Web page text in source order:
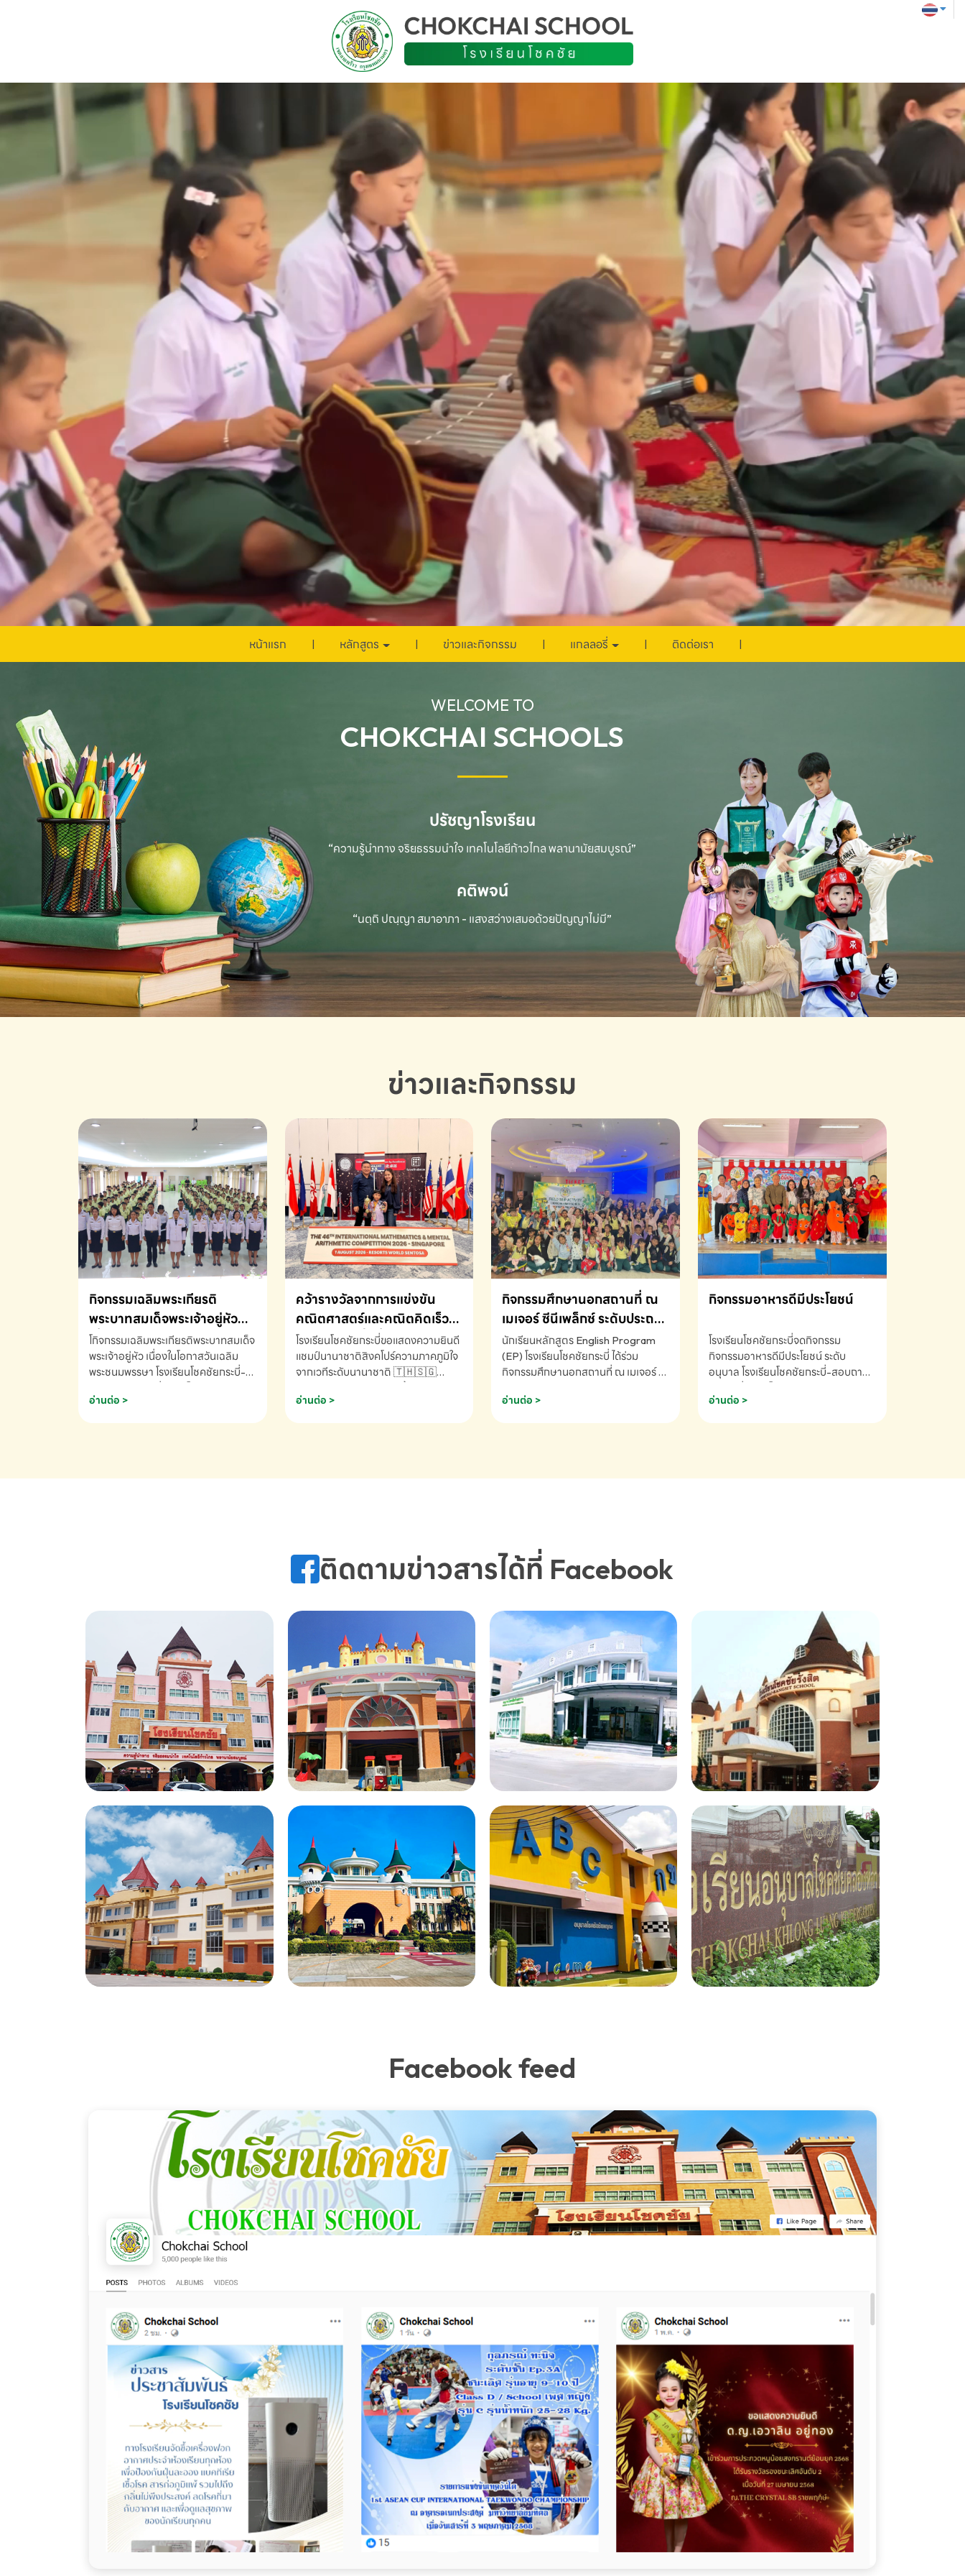
หน้าแรก หลักสูตร ข่าวและกิจกรรม แกลลอรี่ ติดต่อเรา
WELCOME TO
CHOKCHAI SCHOOLS
ปรัชญาโรงเรียน
“ความรู้นำทาง จริยธรรมนำใจ เทคโนโลยีก้าวไกลพลานามัยสมบูรณ์”
คติพจน์
“นตฺถิ ปณฺญา สมาอาภา - แสงสว่างเสมอด้วยปัญญาไม่มี”
ข่าวและกิจกรรม
กิจกรรมเฉลิมพระเกียรติ
พระบาทสมเด็จพระเจ้าอยู่หัว
เนื่องในโอกาสวันเฉลิม
พระชนมพรรษา
โกิจกรรมเฉลิมพระเกียรติพระบาทสมเด็จ
พระเจ้าอยู่หัว เนื่องในโอกาสวันเฉลิม
พระชนมพรรษา โรงเรียนโชคชัยกระบี่-
691910
อ่านต่อ >
คว้ารางวัลจากการแข่งขัน
คณิตศาสตร์และคณิตคิดเร็ว
นานาชาติ ครั้งที่ 46 ประจำปี
2569 ณ ประเทศสิงคโปร์
โรงเรียนโชคชัยกระบี่ขอแสดงความยินดี
แชมป์นานาชาติสิงคโปร์ความภาคภูมิใจ
จากเวทีระดับนานาชาติ 🇹🇭🇸🇬
K3 โรงเรียนโชคชัยกระบี่ จ.กระบี่ คว้า
AND MENTAL ARITHMETIC
Arithmetic Competition K2(Grop)
โรงเรียนโชคชัยกระบี่-สอบถามข้อมูล
อ่านต่อ >
กิจกรรมศึกษานอกสถานที่ ณ
เมเจอร์ ซีนีเพล็กซ์ ระดับประถม
ศึกษา (EP.1-6)
นักเรียนหลักสูตร English Program
(EP) โรงเรียนโชคชัยกระบี่ ได้ร่วม
กิจกรรมศึกษานอกสถานที่ ณ เมเจอร์ ซี
(Soundtrack)เพื่อเสริมทักษะการฟัง
โชคชัยกระบี่-สอบถามข้อมูลเพิ่มเติม
อ่านต่อ >
กิจกรรมอาหารดีมีประโยชน์
โรงเรียนโชคชัยกระบี่จดกิจกรรม
กิจกรรมอาหารดีมีประโยชน์ ระดับ
อนุบาล โรงเรียนโชคชัยกระบี่-สอบถาม
อ่านต่อ >
ติดตามข่าวสารได้ที่ Facebook
Facebook feed